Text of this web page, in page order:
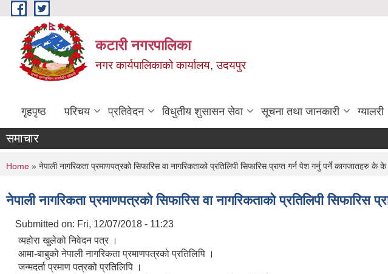
Skip to main content
कटारी नगरपालिका
नगर कार्यपालिकाको कार्यालय, उदयपुर
गृहपृष्ठ परिचय प्रतिवेदन विधुतीय शुसासन सेवा सूचना तथा जानकारी ग्यालरी
समाचार
You are here
Home » नेपाली नागरिकता प्रमाणपत्रको सिफारिस वा नागरिकताको प्रतिलिपी सिफारिस प्राप्त गर्न पेश गर्नु पर्ने कागजातहरु के
नेपाली नागरिकता प्रमाणपत्रको सिफारिस वा नागरिकताको प्रतिलिपी सिफारिस
Submitted on: Fri, 12/07/2018 - 11:23
व्यहोरा खुलेको निवेदन पत्र ।
आमा-बाबुको नेपाली नागरिकता प्रमाणपत्रको प्रतिलिपि ।
जन्मदर्ता प्रमाण पत्रको प्रतिलिपि ।